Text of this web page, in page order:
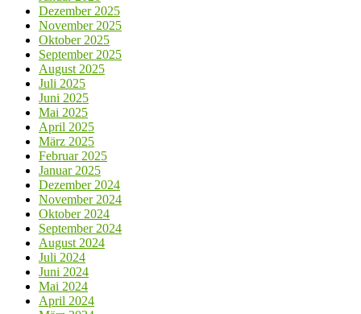
Dezember 2025
November 2025
Oktober 2025
September 2025
August 2025
Juli 2025
Juni 2025
Mai 2025
April 2025
März 2025
Februar 2025
Januar 2025
Dezember 2024
November 2024
Oktober 2024
September 2024
August 2024
Juli 2024
Juni 2024
Mai 2024
April 2024